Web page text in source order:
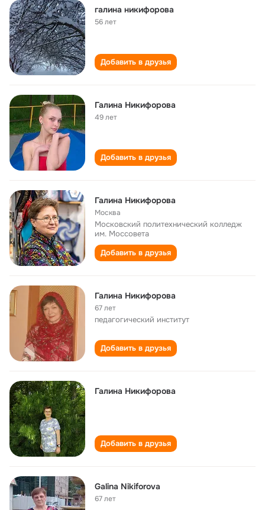
галина никифорова
56 лет
Добавить в друзья
Галина Никифорова
49 лет
Добавить в друзья
Галина Никифорова
Москва
Московский политехнический колледж
им. Моссовета
Добавить в друзья
Галина Никифорова
67 лет
педагогический институт
Добавить в друзья
Галина Никифорова
Добавить в друзья
Galina Nikiforova
67 лет